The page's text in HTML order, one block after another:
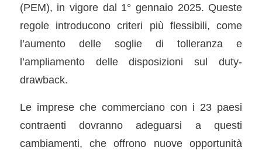
(PEM), in vigore dal 1° gennaio 2025. Queste
regole introducono criteri più flessibili, come
l’aumento delle soglie di tolleranza e
l’ampliamento delle disposizioni sul duty-
drawback.
Le imprese che commerciano con i 23 paesi
contraenti dovranno adeguarsi a questi
cambiamenti, che offrono nuove opportunità